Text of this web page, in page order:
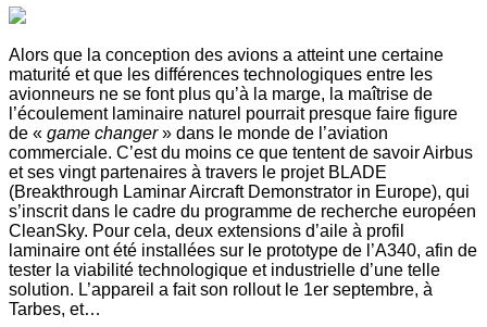
Alors que la conception des avions a atteint une certaine
maturité et que les différences technologiques entre les
avionneurs ne se font plus qu’à la marge, la maîtrise de
l’écoulement laminaire naturel pourrait presque faire figure
de « game changer» dans le monde de l’aviation
commerciale. C’est du moins ce que tentent de savoir Airbus
et ses vingt partenaires à travers le projet BLADE
(Breakthrough Laminar Aircraft Demonstrator in Europe), qui
s’inscrit dans le cadre du programme de recherche européen
CleanSky. Pour cela, deux extensions d’aile à profil
laminaire ont été installées sur le prototype de l’A340, afin de
tester la viabilité technologique et industrielle d’une telle
solution. L’appareil a fait son rollout le 1er septembre, à
Tarbes, et…